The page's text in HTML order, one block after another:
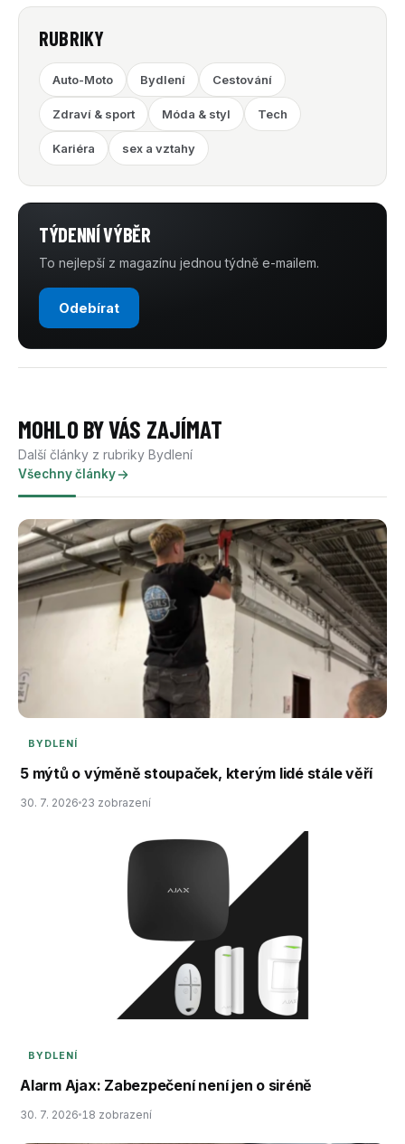
RUBRIKY
Auto-Moto Bydlení Cestování
Zdraví & sport Móda & styl Tech
Kariéra sex a vztahy
TÝDENNÍ VÝBĚR
To nejlepší z magazínu jednou týdně e-mailem.
Odebírat
MOHLO BY VÁS ZAJÍMAT
Další články z rubriky Bydlení
Všechny články
BYDLENÍ
5 mýtů o výměně stoupaček, kterým lidé stále věří
30. 7. 2026 23 zobrazení
BYDLENÍ
Alarm Ajax: Zabezpečení není jen o siréně
30. 7. 2026 18 zobrazení